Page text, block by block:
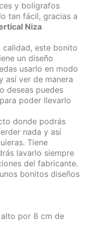
y bolígrafos
tan fácil, gracias a
Niza
calidad, este bonito
un diseño
usarlo en modo
así ver de manera
deseas puedes
poder llevarlo
donde podrás
nada y así
Tiene
lavarlo siempre
del fabricante.
bonitos diseños
por 8 cm de